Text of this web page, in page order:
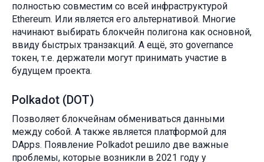
полностью совместим со всей инфраструктурой
Ethereum. Или является его альтернативой. Многие
начинают выбирать блокчейн полигона как основной,
ввиду быстрых транзакций. А ещё, это governance
токен, т.е. держатели могут принимать участие в
будущем проекта.
Polkadot (DOT)
Позволяет блокчейнам обмениваться данными
между собой. А также является платформой для
DApps. Появление Polkadot решило две важные
проблемы, которые возникли в 2021 году у